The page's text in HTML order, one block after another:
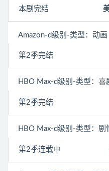
本剧完结
Amazon-d级别-类型：动画
第2季完结
HBO Max-d级别-类型：喜
第2季完结
HBO Max-d级别-类型：剧
第2季连载中